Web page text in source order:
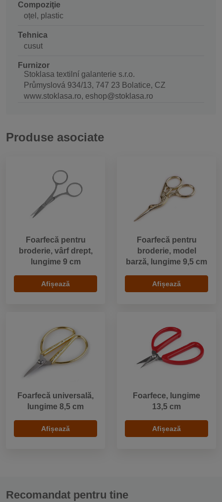
Compoziţie
oțel, plastic
Tehnica
cusut
Furnizor
Stoklasa textilní galanterie s.r.o.
Průmyslová 934/13, 747 23 Bolatice, CZ
www.stoklasa.ro, eshop@stoklasa.ro
Produse asociate
Foarfecă pentru
broderie, vârf drept,
lungime 9 cm
Afișează
Foarfecă pentru
broderie, model
barză, lungime 9,5 cm
Afișează
Foarfecă universală,
lungime 8,5 cm
Afișează
Foarfece, lungime
13,5 cm
Afișează
Recomandat pentru tine